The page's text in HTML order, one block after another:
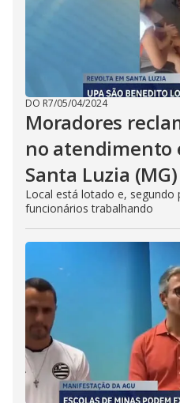
DO R7/05/04/2024
Moradores
no atendimento
Santa Luzia (MG)
Local está lotado e,
funcionários trabalhando